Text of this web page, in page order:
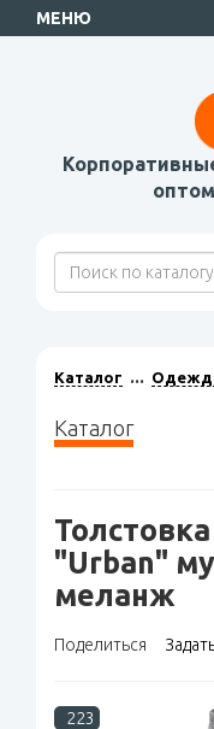
МЕНЮ
Каталог
Каталог
"Urban"
меланж
Поделиться
223